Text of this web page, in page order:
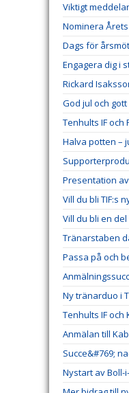
Viktigt
Nominera
Dags för
Engagera dig i
Rickard
God jul och
Tenhults IF
Halva potten –
Presentation
Vill du bli TIF:s
Vill du bli en
Tränarstaben
Passa på och
Ny tränarduo i
Tenhults IF och
Anmälan till
Succe&#769;
Nystart av Boll-